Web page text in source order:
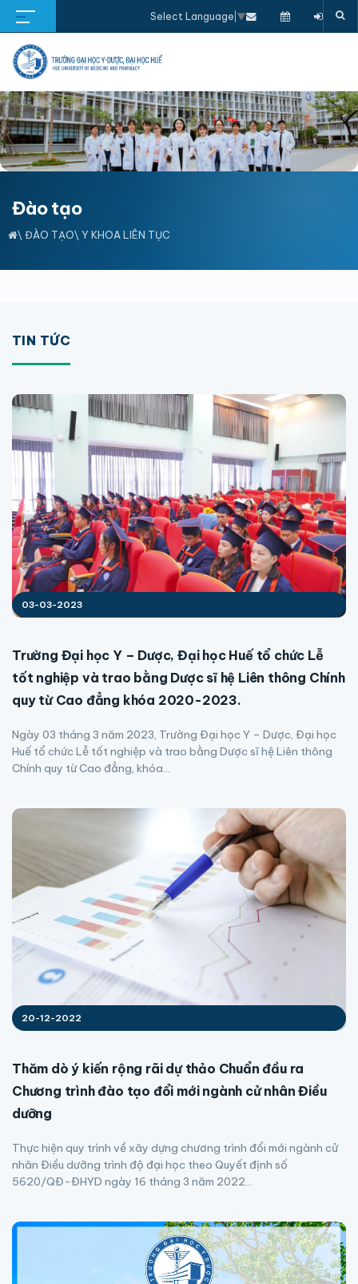
Select Language ▼
Đào tạo
\ ĐÀO TẠO\ Y KHOA LIÊN TỤC
TIN TỨC
03-03-2023
Trường Đại học Y – Dược, Đại học Huế tổ chức Lễ
tốt nghiệp và trao bằng Dược sĩ hệ Liên thông Chính
quy từ Cao đẳng khóa 2020-2023.
Ngày 03 tháng 3 năm 2023, Trường Đại học Y – Dược, Đại học
Huế tổ chức Lễ tốt nghiệp và trao bằng Dược sĩ hệ Liên thông
Chính quy từ Cao đẳng, khóa...
20-12-2022
Thăm dò ý kiến rộng rãi dự thảo Chuẩn đầu ra
Chương trình đào tạo đổi mới ngành cử nhân Điều
dưỡng
Thực hiện quy trình về xây dựng chương trình đổi mới ngành cử
nhân Điều dưỡng trình độ đại học theo Quyết định số
5620/QĐ-ĐHYD ngày 16 tháng 3 năm 2022...